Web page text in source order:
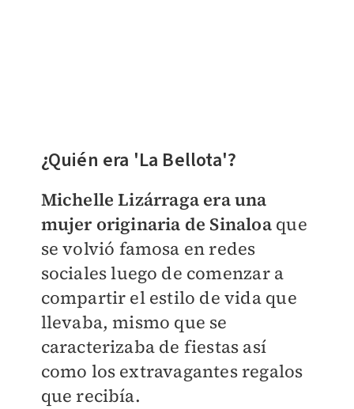
¿Quién era 'La Bellota'?
Michelle Lizárraga era una
mujer originaria de Sinaloaque
se volvió famosa en redes
sociales luego de comenzar a
compartir el estilo de vida que
llevaba, mismo que se
caracterizaba de fiestas así
como los extravagantes regalos
que recibía.